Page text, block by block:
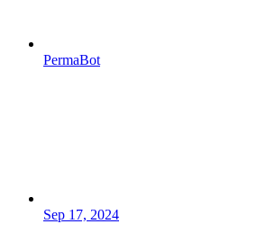
PermaBot
Sep 17, 2024